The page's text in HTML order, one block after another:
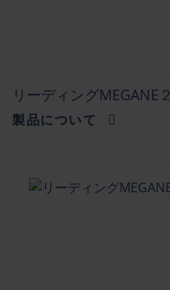
リーディングMEGANE２
製品について